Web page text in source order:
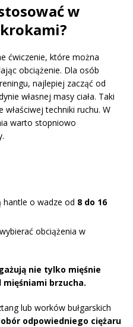
w
ćwiczenie, które można
obciążenie. Dla osób
najlepiej zacząć od
własnej masy ciała. Taki
techniki ruchu. W
warto stopniowo
hantle o wadze od 8 do 16
obciążenia w
nie tylko mięśnie
brzucha.
lub worków bułgarskich
odpowiedniego ciężaru